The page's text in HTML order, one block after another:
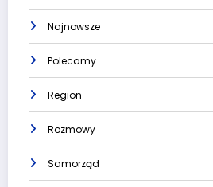
Najnowsze
Polecamy
Region
Rozmowy
Samorząd